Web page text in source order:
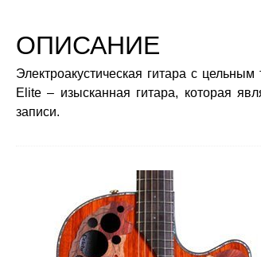
ОПИСАНИЕ
Электроакустическая гитара с
Elite – изысканная гитара, которая
записи.